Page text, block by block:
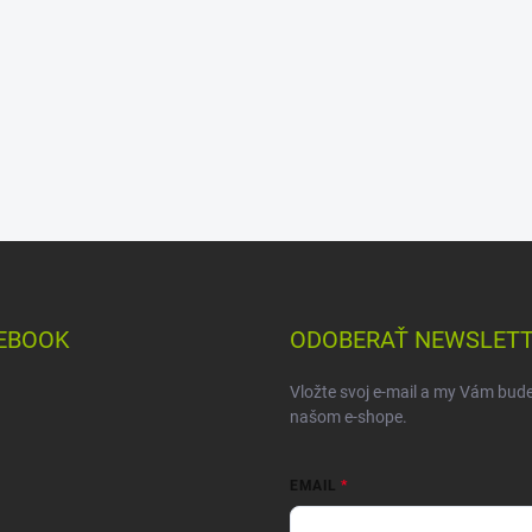
ODOBERAŤ
Vložte svoj e-mail a my Vám
našom e-shope.
EMAIL